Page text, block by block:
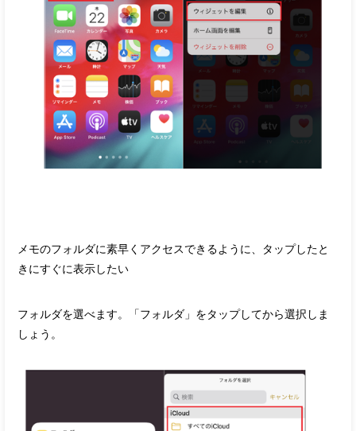
メモのフォルダに素早くアクセスできるように、タップしたと
きにすぐに表示したい
フォルダを選べます。「フォルダ」をタップしてから選択しま
しょう。